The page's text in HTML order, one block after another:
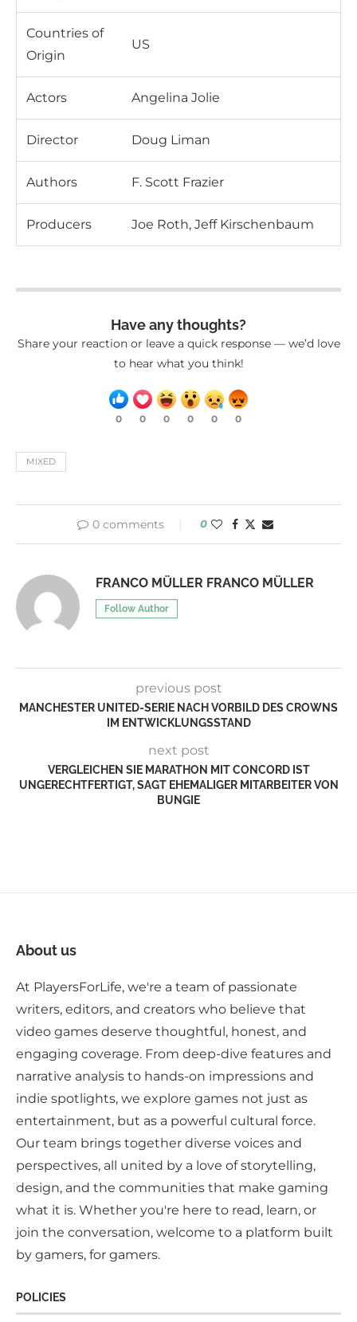
Countries of
Origin
US
Actors Angelina Jolie
Director Doug Liman
Authors F. Scott Frazier
Producers Joe Roth, Jeff Kirschenbaum
Have any thoughts?
Share your reaction or leave a quick response — we’d love
to hear what you think!
0 0 0 0 0 0
MIXED
0 comments 0
FRANCO MÜLLER FRANCO MÜLLER
Follow Author
previous post
MANCHESTER UNITED-SERIE NACH VORBILD DES CROWNS
IM ENTWICKLUNGSSTAND
next post
VERGLEICHEN SIE MARATHON MIT CONCORD IST
UNGERECHTFERTIGT, SAGT EHEMALIGER MITARBEITER VON
BUNGIE
About us
At PlayersForLife, we're a team of passionate
writers, editors, and creators who believe that
video games deserve thoughtful, honest, and
engaging coverage. From deep-dive features and
narrative analysis to hands-on impressions and
indie spotlights, we explore games not just as
entertainment, but as a powerful cultural force.
Our team brings together diverse voices and
perspectives, all united by a love of storytelling,
design, and the communities that make gaming
what it is. Whether you're here to read, learn, or
join the conversation, welcome to a platform built
by gamers, for gamers.
POLICIES